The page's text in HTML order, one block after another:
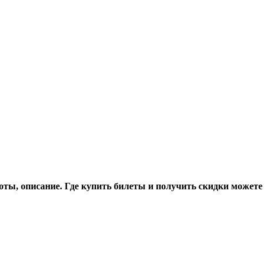
описание. Где купить билеты и получить скидки можете